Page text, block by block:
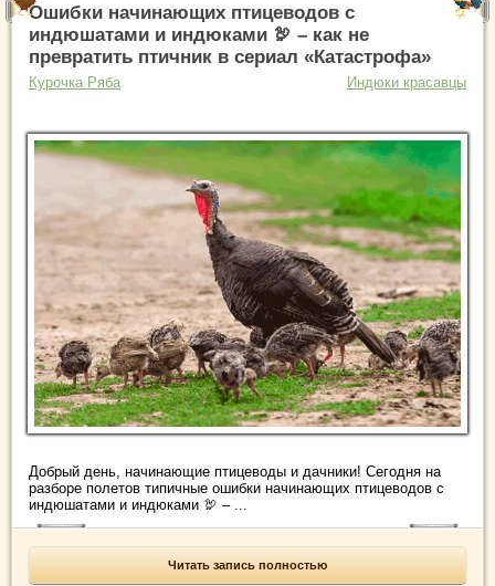
Ошибки начинающих птицеводов с
индюшатами и индюками 🦃 – как не
превратить птичник в сериал «Катастрофа»
Курочка Ряба Индюки красавцы
Добрый день, начинающие птицеводы и дачники! Сегодня на
разборе полетов типичные ошибки начинающих птицеводов с
индюшатами и индюками 🦃 – ...
Читать запись полностью